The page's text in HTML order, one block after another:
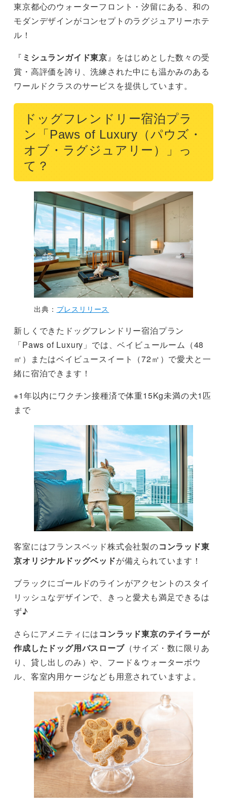
東京都心のウォーターフロント・汐留にある、和の
モダンデザインがコンセプトのラグジュアリーホテ
ル！
『 ミシュランガイド東京』をはじめとした数々の受
賞・高評価を誇り、洗練された中にも温かみのある
ワールドクラスのサービスを提供しています。
ドッグフレンドリー宿泊プラ
ン「Paws of Luxury（パウズ・
オブ・ラグジュアリー）」っ
て？
出典： プレスリリース
新しくできたドッグフレンドリー宿泊プラン
「Paws of Luxury」では、ベイビュールーム（48
㎡）またはベイビュースイート（72㎡）で愛犬と一
緒に宿泊できます！
※1年以内にワクチン接種済で体重15Kg未満の犬1匹
まで
客室にはフランスベッド株式会社製のコンラッド東
京オリジナルドッグベッドが備えられています！
ブラックにゴールドのラインがアクセントのスタイ
リッシュなデザインで、きっと愛犬も満足できるは
ず♪
さらにアメニティにはコンラッド東京のテイラーが
作成したドッグ用バスローブ（サイズ・数に限りあ
り、貸し出しのみ）や、フード＆ウォーターボウ
ル、客室内用ケージなども用意されていますよ。